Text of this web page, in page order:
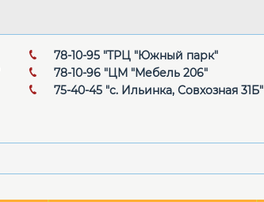
78-10-95 "ТРЦ "Южный парк"
78-10-96 "ЦМ "Мебель 206"
75-40-45 "с. Ильинка, Совхозная 31Б"